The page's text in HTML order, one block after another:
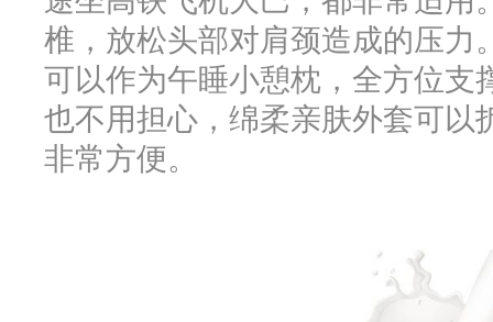
椎，放松头部对肩颈造成的压力
可以作为午睡小憩枕，全方位支
也不用担心，绵柔亲肤外套可以
非常方便。